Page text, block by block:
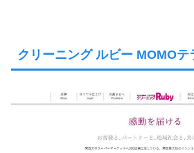
クリーニング ルビー MOMOテ